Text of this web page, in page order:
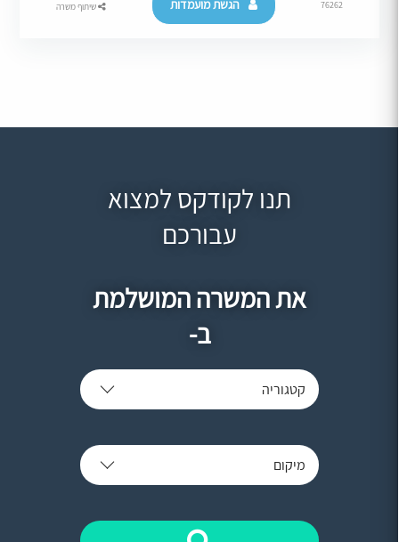
76262 הגשת מועמדות שיתוף משרה
תנו לקודקס למצוא
עבורכם
את המשרה המושלמת
ב-
קטגוריה
מיקום